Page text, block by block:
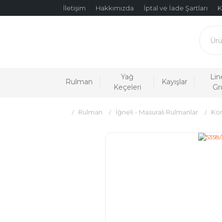
İletişim Hakkımızda İptal ve İade Şartları
Rulman
Yağ
Keçeleri
Kayışlar
Rulman İğneli - Masuralı Rulmanlar